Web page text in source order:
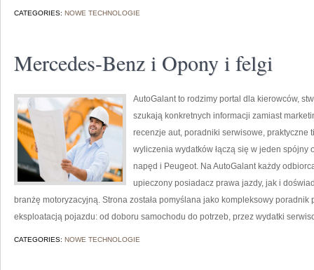
CATEGORIES: NOWE TECHNOLOGIE
Mercedes-Benz i Opony i felgi
AutoGalant to rodzimy portal dla kierowców,
szukają konkretnych informacji zamiast
recenzje aut, poradniki serwisowe, praktyczne
wyliczenia wydatków łączą się w jeden
napęd i Peugeot. Na AutoGalant każdy
upieczony posiadacz prawa jazdy, jak i
branżę motoryzacyjną. Strona została pomyślana jako kompleksowy
eksploatacją pojazdu: od doboru samochodu do potrzeb, przez wydatki
CATEGORIES: NOWE TECHNOLOGIE